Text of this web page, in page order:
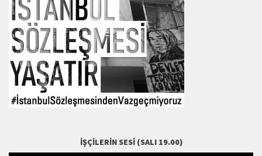
İŞÇILERIN SESI (SALI 19.00)